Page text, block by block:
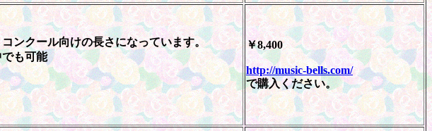
ンクール向けの長さになっています。
も可能
￥8,400
http://music-bells.com/
で購入ください。